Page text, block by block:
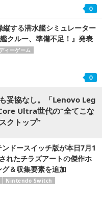
0
縦する潜水艦シミュレーター
クルー、準備不足！』発表
ィーゲーム
0
妥協なし。「Lenovo Leg
Ultra世代の“全てこな
クトップ”
ンドースイッチ版が本日7月1
れたチラズアートの傑作ホ
＆収集要素を追加
Nintendo Switch